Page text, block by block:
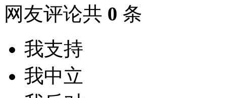
网友评论共 0 条
我支持
我中立